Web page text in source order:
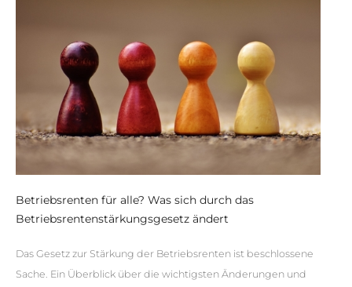
Betriebsrenten für alle? Was sich durch das
Betriebsrentenstärkungsgesetz ändert
Das Gesetz zur Stärkung der Betriebsrenten ist beschlossene
Sache. Ein Überblick über die wichtigsten Änderungen und